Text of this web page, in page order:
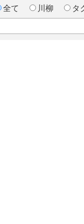
全て 川柳 タ